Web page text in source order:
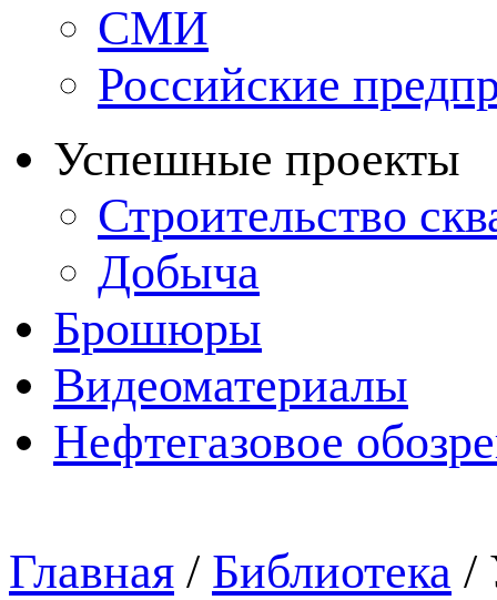
СМИ
Российские
Успешные проекты
Строительство
Добыча
Брошюры
Видеоматериалы
Нефтегазовое
Главная / Библиотека /